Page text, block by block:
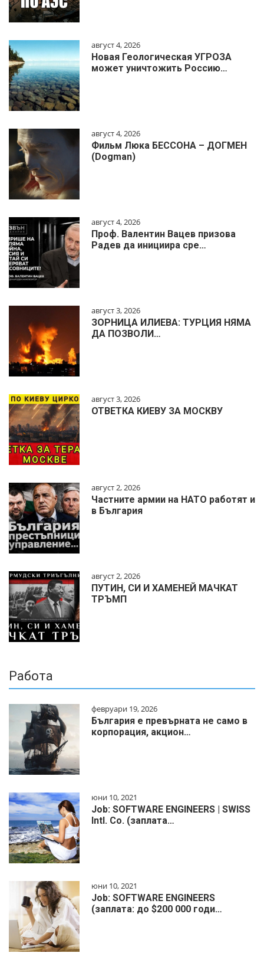
август 4, 2026
Новая Геологическая УГРОЗА
может уничтожить Россию…
август 4, 2026
Фильм Люка БЕССОНА – ДОГМЕН
(Dogman)
август 4, 2026
Проф. Валентин Вацев призова
Радев да инициира сре…
август 3, 2026
ЗОРНИЦА ИЛИЕВА: ТУРЦИЯ НЯМА
ДА ПОЗВОЛИ…
август 3, 2026
ОТВЕТКА КИЕВУ ЗА МОСКВУ
август 2, 2026
Частните армии на НАТО работят и
в България
август 2, 2026
ПУТИН, СИ И ХАМЕНЕЙ МАЧКАТ
ТРЪМП
Работа
февруари 19, 2026
България е превърната не само в
корпорация, акцион…
юни 10, 2021
Job: SOFTWARE ENGINEERS | SWISS
Intl. Co. (заплата…
юни 10, 2021
Job: SOFTWARE ENGINEERS
(заплата: до $200 000 годи…